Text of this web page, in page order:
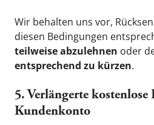
Wir behalten uns vor,
diesen Bedingungen
teilweise abzulehnen oder
entsprechend zu kürzen.
5. Verlängerte
Kundenkonto